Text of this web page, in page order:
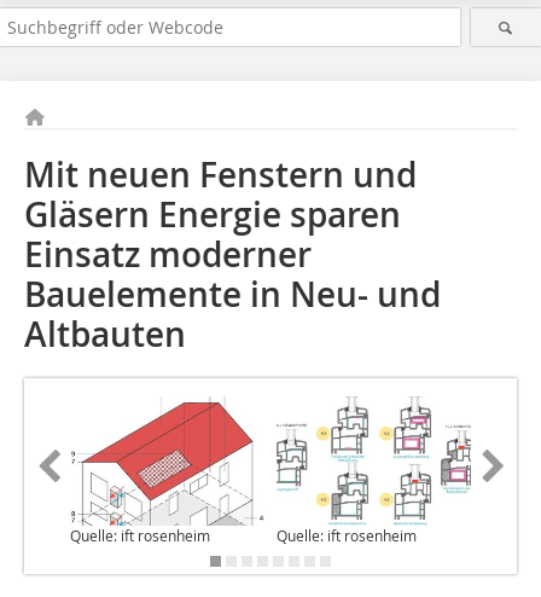
Mit neuen Fenstern und
Gläsern Energie sparen
Einsatz moderner
Bauelemente in Neu- und
Altbauten
Quelle: ift rosenheim Quelle: ift rosenheim